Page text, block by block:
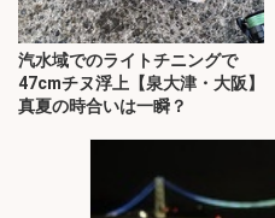
汽水域でのライトチニングで
47cmチヌ浮上【泉大津・大阪】
真夏の時合いは一瞬？